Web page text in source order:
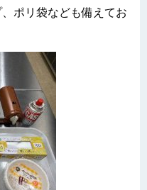
ポリ袋なども備えてお